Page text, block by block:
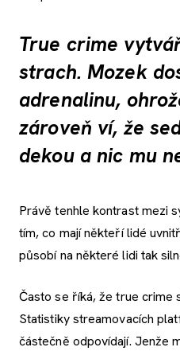
True crime
strach. Mozek
adrenalinu,
zároveň ví, že
dekou a nic mu
Právě tenhle kontrast mezi
tím, co mají někteří lidé
působí na některé lidi tak
Často se říká, že true crime
Statistiky streamovacích
částečně odpovídají. Jenže